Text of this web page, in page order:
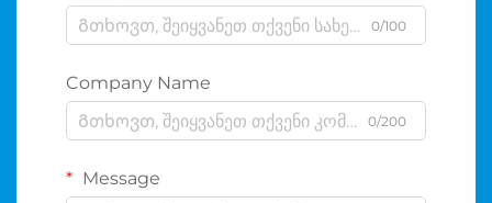
0/100
Company Name
0/200
Message